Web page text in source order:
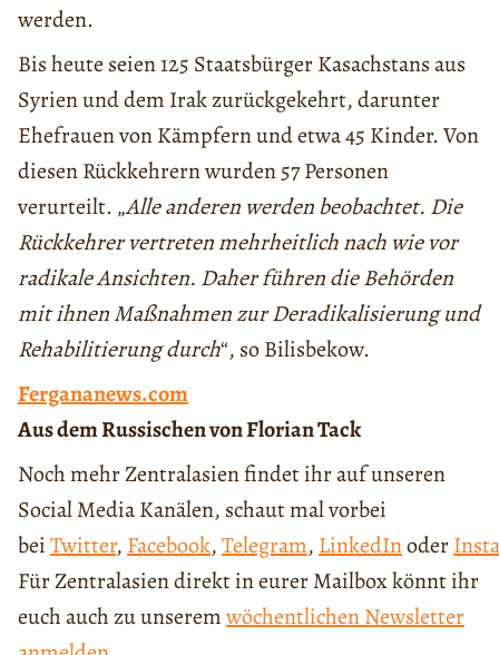
werden.
Bis heute seien 125 Staatsbürger Kasachstans aus
Syrien und dem Irak zurückgekehrt, darunter
Ehefrauen von Kämpfern und etwa 45 Kinder. Von
diesen Rückkehrern wurden 57 Personen
verurteilt. „Alle anderen werden beobachtet. Die
Rückkehrer vertreten mehrheitlich nach wie vor
radikale Ansichten. Daher führen die Behörden
mit ihnen Maßnahmen zur Deradikalisierung und
Rehabilitierung durch“, so Bilisbekow.
Fergananews.com
Aus dem Russischen von Florian Tack
Noch mehr Zentralasien findet ihr auf unseren
Social Media Kanälen, schaut mal vorbei
beiTwitter, Facebook,Telegram, LinkedInoder
Für Zentralasien direkt in eurer Mailbox könnt ihr
euch auch zu unseremwöchentlichen Newsletter